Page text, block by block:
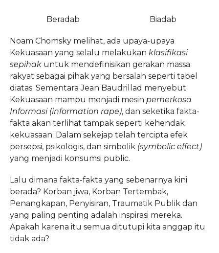
Beradab Biadab
Noam Chomsky melihat, ada upaya-upaya
Kekuasaan yang selalu melakukan klasifikasi
sepihakuntuk mendefinisikan gerakan massa
rakyat sebagai pihak yang bersalah seperti tabel
diatas. Sementara Jean Baudrillad menyebut
Kekuasaan mampu menjadi mesin pemerkosa
Informasi (information rape), dan seketika fakta-
fakta akan terlihat tampak seperti kehendak
kekuasaan. Dalam sekejap telah tercipta efek
persepsi, psikologis, dan simbolik (symbolic effect)
yang menjadi konsumsi public.
Lalu dimana fakta-fakta yang sebenarnya kini
berada? Korban jiwa, Korban Tertembak,
Penangkapan, Penyisiran, Traumatik Publik dan
yang paling penting adalah inspirasi mereka.
Apakah karena itu semua ditutupi kita anggap itu
tidak ada?